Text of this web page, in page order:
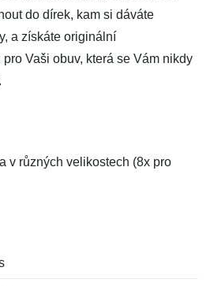
do dírek, kam si dáváte
a získáte originální
Vaši obuv, která se Vám nikdy
v různých velikostech (8x pro